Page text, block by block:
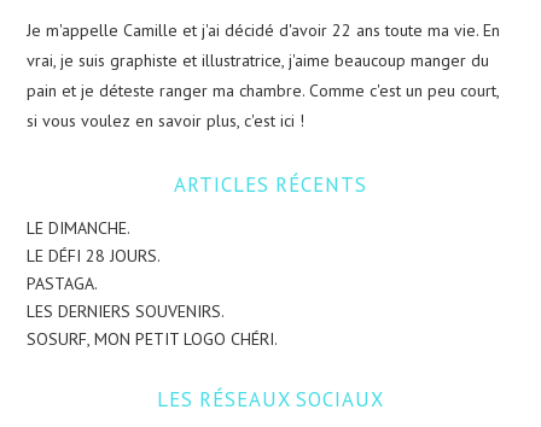
Je m'appelle Camille et j'ai décidé d'avoir 22 ans toute ma vie. En
vrai, je suis graphiste et illustratrice, j'aime beaucoup manger du
pain et je déteste ranger ma chambre. Comme c'est un peu court,
si vous voulez en savoir plus, c'est ici !
ARTICLES RÉCENTS
LE DIMANCHE.
LE DÉFI 28 JOURS.
PASTAGA.
LES DERNIERS SOUVENIRS.
SOSURF, MON PETIT LOGO CHÉRI.
LES RÉSEAUX SOCIAUX